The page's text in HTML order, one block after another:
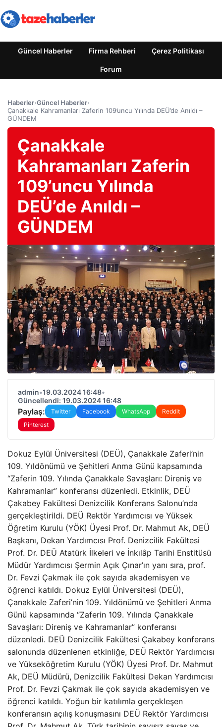
Güncel Haberler Firma Rehberi Çerez Politikası
Forum
Haberler›Güncel Haberler›
Çanakkale Kahramanları Zaferin 109’uncu Yılında DEÜ’de Anıldı –
GÜNDEM
Çanakkale
Kahramanları Zaferin
109’uncu Yılında
DEÜ’de Anıldı –
GÜNDEM
admin•19.03.2024 16:48•
Güncellendi: 19.03.2024 16:48
Paylaş: Twitter Facebook WhatsApp
Reddit
Pinterest
Dokuz Eylül Üniversitesi (DEÜ), Çanakkale Zaferi’nin
109. Yıldönümü ve Şehitleri Anma Günü kapsamında
“Zaferin 109. Yılında Çanakkale Savaşları: Direniş ve
Kahramanlar” konferansı düzenledi. Etkinlik, DEÜ
Çakabey Fakültesi Denizcilik Konferans Salonu’nda
gerçekleştirildi. DEÜ Rektör Yardımcısı ve Yüksek
Öğretim Kurulu (YÖK) Üyesi Prof. Dr. Mahmut Ak, DEÜ
Başkanı, Dekan Yardımcısı Prof. Denizcilik Fakültesi
Prof. Dr. DEÜ Atatürk İlkeleri ve İnkılâp Tarihi Enstitüsü
Müdür Yardımcısı Şermin Açık Çınar’ın yanı sıra, prof.
Dr. Fevzi Çakmak ile çok sayıda akademisyen ve
öğrenci katıldı. Dokuz Eylül Üniversitesi (DEÜ),
Çanakkale Zaferi’nin 109. Yıldönümü ve Şehitleri Anma
Günü kapsamında “Zaferin 109. Yılında Çanakkale
Savaşları: Direniş ve Kahramanlar” konferansı
düzenledi. DEÜ Denizcilik Fakültesi Çakabey konferans
salonunda düzenlenen etkinliğe, DEÜ Rektör Yardımcısı
ve Yükseköğretim Kurulu (YÖK) Üyesi Prof. Dr. Mahmut
Ak, DEÜ Müdürü, Denizcilik Fakültesi Dekan Yardımcısı
Prof. Dr. Fevzi Çakmak ile çok sayıda akademisyen ve
öğrenci katıldı. Yoğun bir katılımla gerçekleşen
konferansın açılış konuşmasını DEÜ Rektör Yardımcısı